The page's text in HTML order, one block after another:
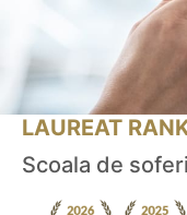
LAUREAT
Scoala de